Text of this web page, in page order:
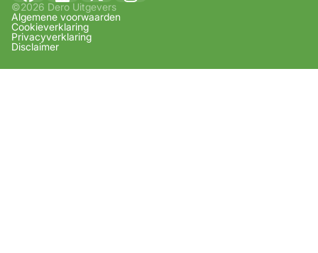
©2026 Dero Uitgevers
Algemene voorwaarden
Cookieverklaring
Privacyverklaring
Disclaimer